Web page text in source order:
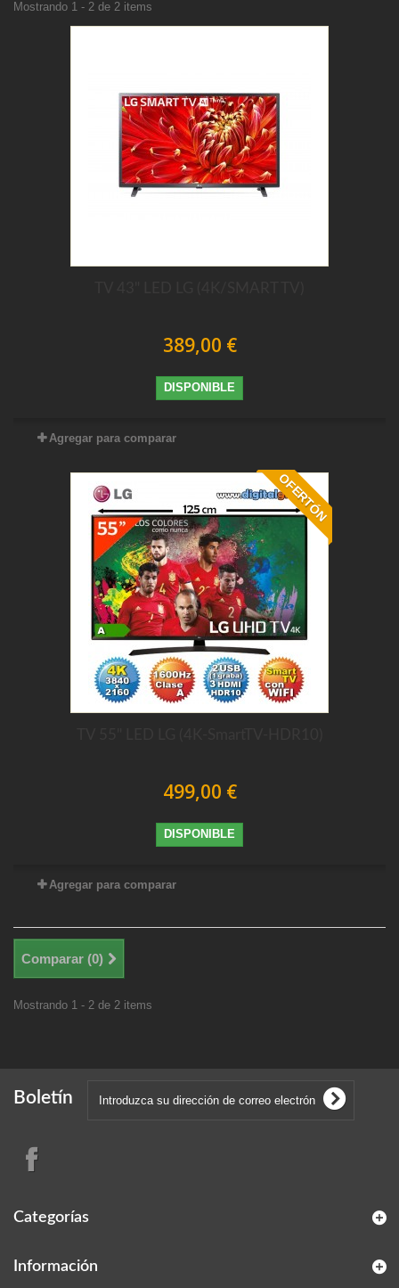
Mostrando 1 - 2 de 2 items
389,00 €
DISPONIBLE
Agregar para comparar
OFERTÓN
499,00 €
DISPONIBLE
Agregar para comparar
Comparar (0)
Mostrando 1 - 2 de 2 items
Boletín
Categorías
Información